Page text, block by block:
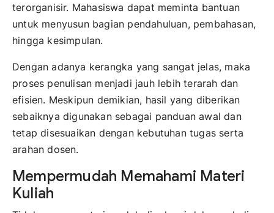
terorganisir. Mahasiswa dapat meminta bantuan
untuk menyusun bagian pendahuluan, pembahasan,
hingga kesimpulan.
Dengan adanya kerangka yang sangat jelas, maka
proses penulisan menjadi jauh lebih terarah dan
efisien. Meskipun demikian, hasil yang diberikan
sebaiknya digunakan sebagai panduan awal dan
tetap disesuaikan dengan kebutuhan tugas serta
arahan dosen.
Mempermudah Memahami Materi
Kuliah